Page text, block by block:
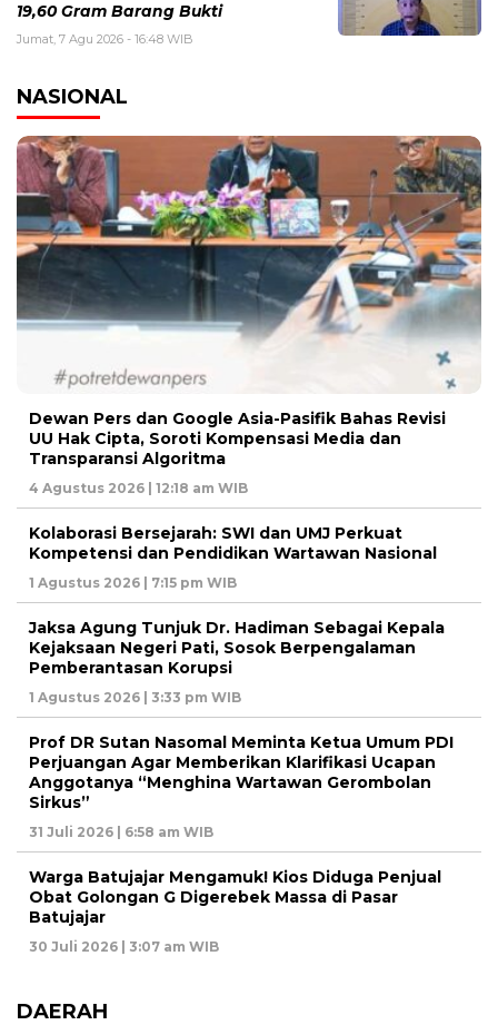
19,60 Gram Barang Bukti
Jumat, 7 Agu 2026 - 16:48 WIB
NASIONAL
Dewan Pers dan Google Asia-Pasifik Bahas Revisi
UU Hak Cipta, Soroti Kompensasi Media dan
Transparansi Algoritma
4 Agustus 2026 | 12:18 am WIB
Kolaborasi Bersejarah: SWI dan UMJ Perkuat
Kompetensi dan Pendidikan Wartawan Nasional
1 Agustus 2026 | 7:15 pm WIB
Jaksa Agung Tunjuk Dr. Hadiman Sebagai Kepala
Kejaksaan Negeri Pati, Sosok Berpengalaman
Pemberantasan Korupsi
1 Agustus 2026 | 3:33 pm WIB
Prof DR Sutan Nasomal Meminta Ketua Umum PDI
Perjuangan Agar Memberikan Klarifikasi Ucapan
Anggotanya “Menghina Wartawan Gerombolan
Sirkus”
31 Juli 2026 | 6:58 am WIB
Warga Batujajar Mengamuk! Kios Diduga Penjual
Obat Golongan G Digerebek Massa di Pasar
Batujajar
30 Juli 2026 | 3:07 am WIB
DAERAH